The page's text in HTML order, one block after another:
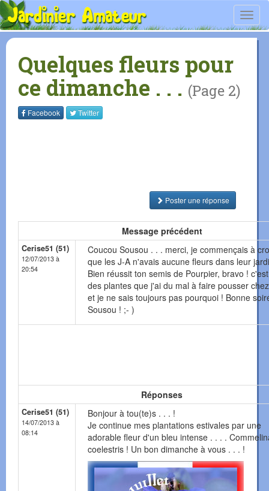
Quelques fleurs pour
ce dimanche . . . (Page 2)
Facebook Twitter
Poster une réponse
Message précédent
Cerise51 (51)
12/07/2013 à
20:54
Coucou Sousou . . . merci, je commençais à
que les J-A n'avais aucune fleurs dans leur
Bien réussit ton semis de Pourpier, bravo !
des plantes que j'ai du mal à faire pousser
et je ne sais toujours pas pourquoi ! Bonne
Sousou ! ;- )
Réponses
Cerise51 (51)
14/07/2013 à
08:14
Bonjour à tou(te)s . . . !
Je continue mes plantations estivales par une
adorable fleur d'un bleu intense . . . .
coelestris ! Un bon dimanche à vous . . . !